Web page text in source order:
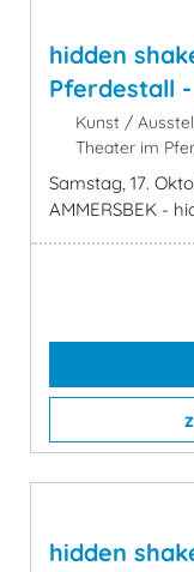
hidden
Pferdestall -
Kunst /
Theater im
Samstag, 17.
AMMERSBEK -
hidden